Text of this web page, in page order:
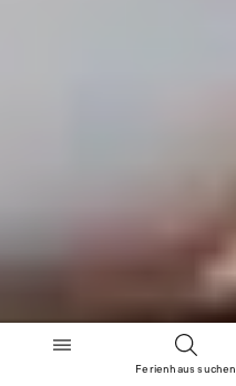
Ferienhaus suchen